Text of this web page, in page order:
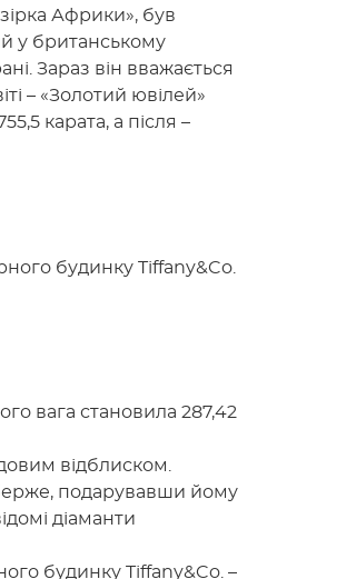
Африки», був
у британському
Зараз він вважається
– «Золотий ювілей»
карата, а після –
будинку Tiffany&Co.
вага становила 287,42
відблиском.
подарувавши йому
діаманти
будинку Tiffany&Co. –